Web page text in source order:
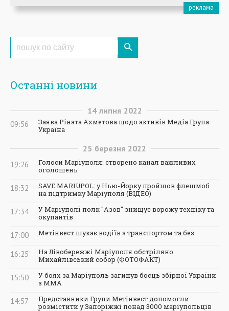
Останні новини
14 липня 2022
09:56
Заява Ріната Ахметова щодо активів Медіа Група
Україна
25 березня 2022
19:26
Голоси Маріуполя: створено канал важливих
оголошень
18:32
SAVE MARIUPOL: у Нью-Йорку пройшов флешмоб
на підтримку Маріуполя (ВІДЕО)
17:34
У Маріуполі полк "Азов" знищує ворожу техніку та
окупантів
17:00 Метінвест шукає водіїв з транспортом та без
16:25
На Лівобережжі Маріуполя обстріляно
Михайлівський собор (ФОТОФАКТ)
15:50
У боях за Маріуполь загинув боєць збірної України
з ММА
14:57
Представники Групи Метінвест допомогли
розмістити у Запоріжжі понад 3000 маріупольців